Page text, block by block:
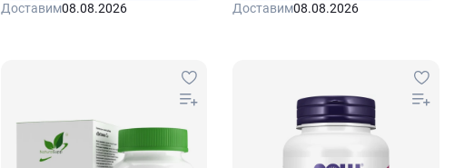
Доставим08.08.2026
Доставим08.08.2026